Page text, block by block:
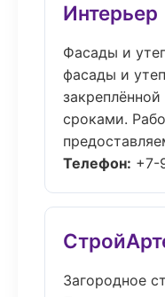
Интерьер
Фасады и
фасады и
сроками.
Телефон: +7-
Загородное